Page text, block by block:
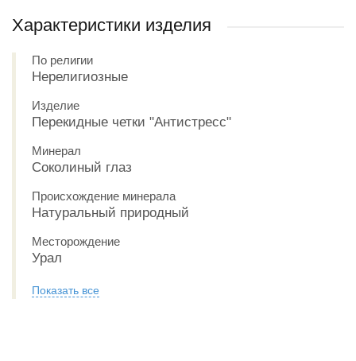
Характеристики изделия
По религии
Нерелигиозные
Изделие
Перекидные четки "Антистресс"
Минерал
Соколиный глаз
Происхождение минерала
Натуральный природный
Месторождение
Урал
Показать все